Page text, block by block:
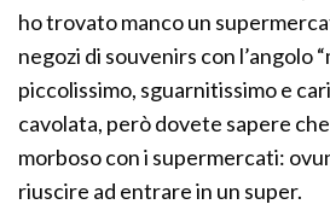
ho trovato manco un
negozi di souvenirs con l’angolo
piccolissimo, sguarnitissimo e
cavolata, però dovete sapere
morboso con i supermercati:
riuscire ad entrare in un super.